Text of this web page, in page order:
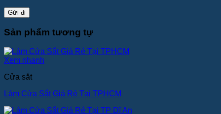
Sản phẩm tương tự
Xem nhanh
Cửa sắt
Làm Cửa Sắt Giá Rẻ Tại TPHCM